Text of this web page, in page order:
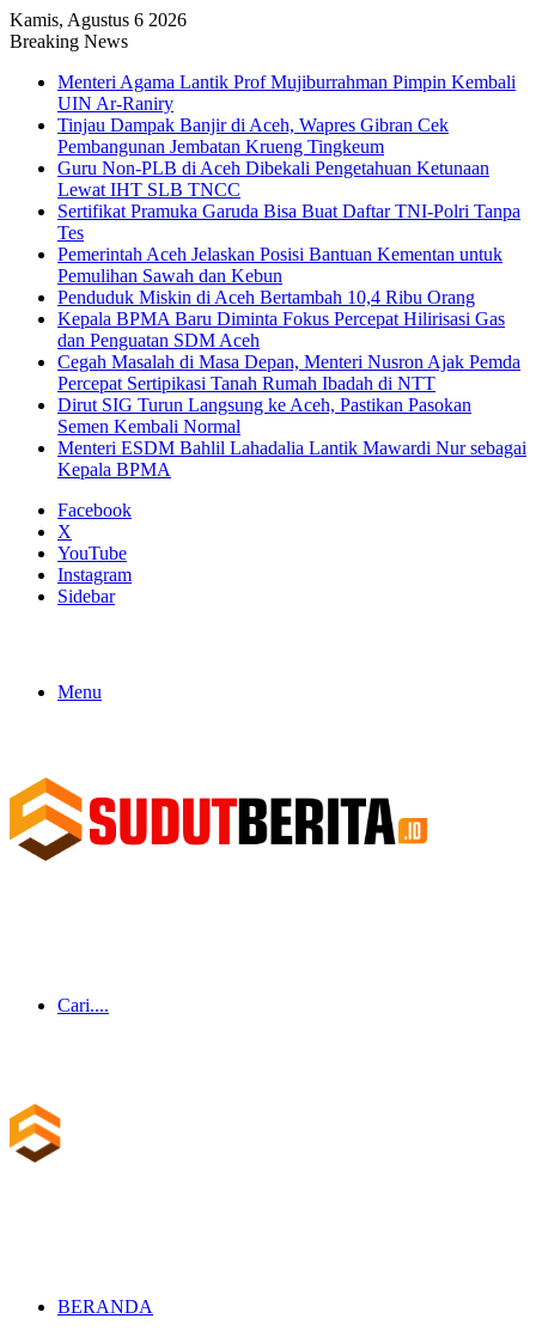
Kamis, Agustus 6 2026
Breaking News
Menteri Agama Lantik Prof Mujiburrahman Pimpin Kembali
UIN Ar-Raniry
Tinjau Dampak Banjir di Aceh, Wapres Gibran Cek
Pembangunan Jembatan Krueng Tingkeum
Guru Non-PLB di Aceh Dibekali Pengetahuan Ketunaan
Lewat IHT SLB TNCC
Sertifikat Pramuka Garuda Bisa Buat Daftar TNI-Polri Tanpa
Tes
Pemerintah Aceh Jelaskan Posisi Bantuan Kementan untuk
Pemulihan Sawah dan Kebun
Penduduk Miskin di Aceh Bertambah 10,4 Ribu Orang
Kepala BPMA Baru Diminta Fokus Percepat Hilirisasi Gas
dan Penguatan SDM Aceh
Cegah Masalah di Masa Depan, Menteri Nusron Ajak Pemda
Percepat Sertipikasi Tanah Rumah Ibadah di NTT
Dirut SIG Turun Langsung ke Aceh, Pastikan Pasokan
Semen Kembali Normal
Menteri ESDM Bahlil Lahadalia Lantik Mawardi Nur sebagai
Kepala BPMA
Facebook
X
YouTube
Instagram
Sidebar
Menu
Cari....
BERANDA